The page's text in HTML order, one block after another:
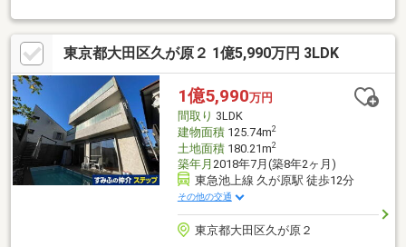
スペースも備え、ゆとりある暮らしが叶います。■現在二階賃貸
中のため、収益性を兼ね備えた物件です。■【リフォーム歴】
（2017年6月実施）・ユニットバス交換/システムキッチン交換/温
水洗浄便座交換・全クロス・フローリング張替え・玄関1箇所追加
工事・屋根・外壁補修工事
東京都大田区久が原２ 1億5,990万円 3LDK
1億5,990万円
間取り 3LDK
建物面積125.74m2
土地面積180.21m2
築年月 2018年7月(築8年2ヶ月)
東急池上線 久が原駅 徒歩12分
その他の交通
東京都大田区久が原２